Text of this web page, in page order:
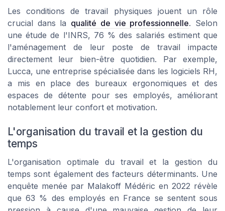
Les conditions de travail physiques jouent un rôle
crucial dans la qualité de vie professionnelle. Selon
une étude de l'INRS, 76 % des salariés estiment que
l'aménagement de leur poste de travail impacte
directement leur bien-être quotidien. Par exemple,
Lucca, une entreprise spécialisée dans les logiciels RH,
a mis en place des bureaux ergonomiques et des
espaces de détente pour ses employés, améliorant
notablement leur confort et motivation.
L'organisation du travail et la gestion du
temps
L'organisation optimale du travail et la gestion du
temps sont également des facteurs déterminants. Une
enquête menée par Malakoff Médéric en 2022 révèle
que 63 % des employés en France se sentent sous